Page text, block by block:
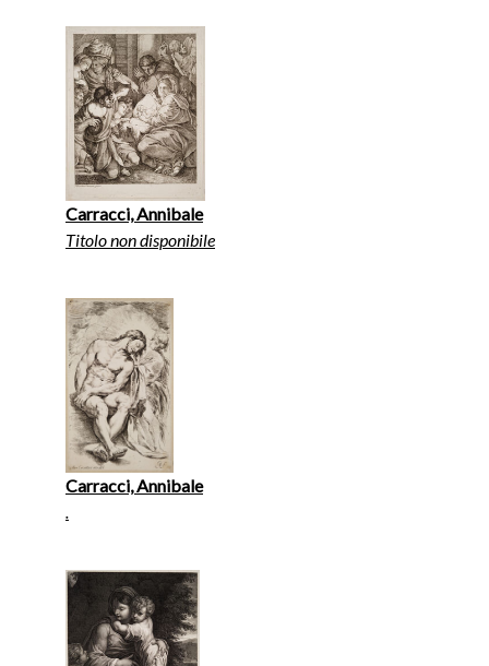
Carracci, Annibale
Titolo non disponibile
Carracci, Annibale